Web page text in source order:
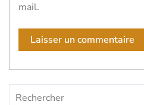
mail.
Rechercher